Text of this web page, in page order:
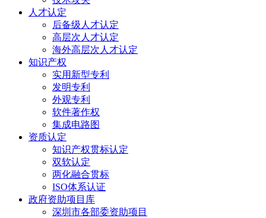
人才认定
后备级人才认定
高层次人才认定
海外高层次人才认定
知识产权
实用新型专利
发明专利
外观专利
软件著作权
集成电路图
资质认定
知识产权贯标认定
双软认定
两化融合贯标
ISO体系认证
政府资助项目库
深圳市各部委资助项目